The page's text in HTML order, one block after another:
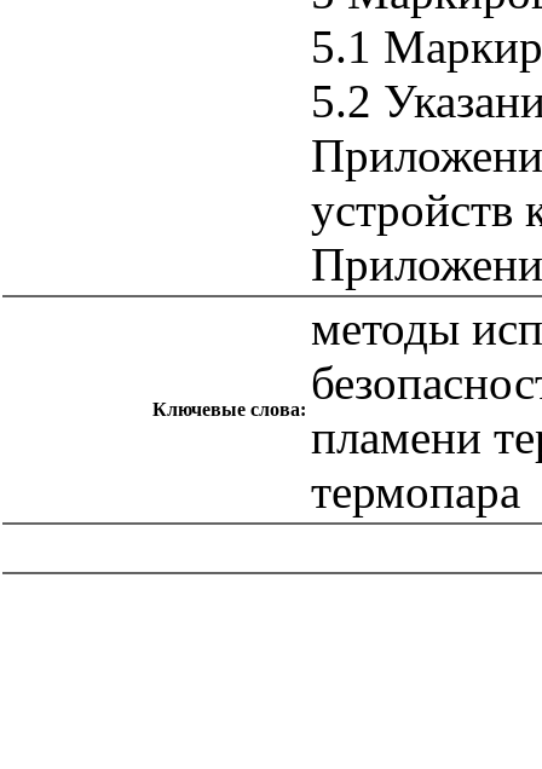
5.1
5.2
устройств
Ключевые слова:
методы
пламени
термопара